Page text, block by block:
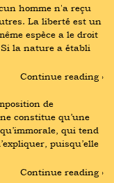
homme n'a reçu
La liberté est un
espèce a le droit
la nature a établi
Continue reading ›
de
constitue qu’une
qui tend
puisqu’elle
Continue reading ›